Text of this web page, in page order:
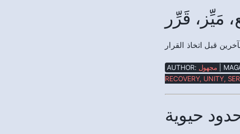
مَيِّز، قَرِّر
قبل اتخاذ القرار
AUTHOR: مجهول |
RECOVERY, UNITY,
حيوية